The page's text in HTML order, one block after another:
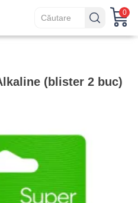
0
(blister 2 buc)